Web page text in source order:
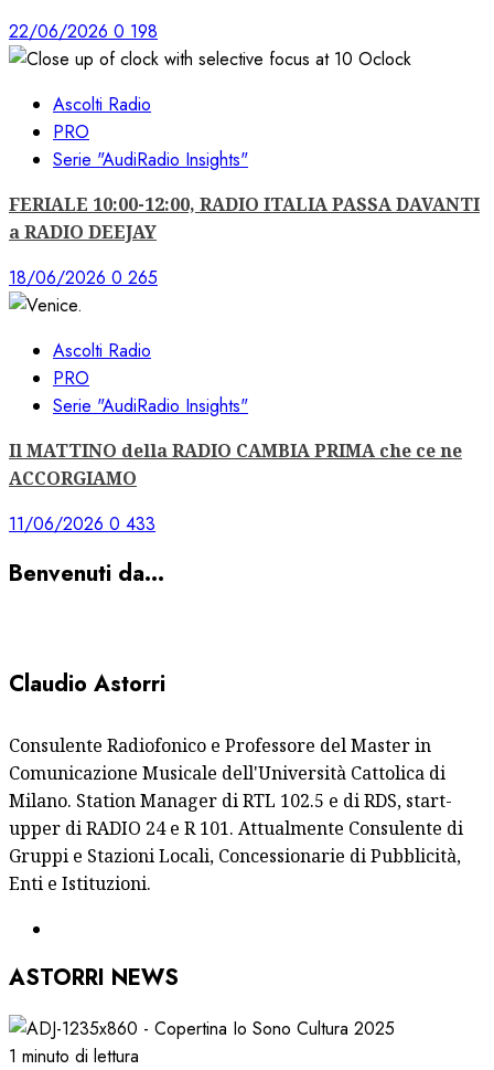
22/06/2026 0 198
Ascolti Radio
PRO
Serie "AudiRadio Insights"
FERIALE 10:00-12:00, RADIO ITALIA PASSA DAVANTI
a RADIO DEEJAY
18/06/2026 0 265
Ascolti Radio
PRO
Serie "AudiRadio Insights"
Il MATTINO della RADIO CAMBIA PRIMA che ce ne
ACCORGIAMO
11/06/2026 0 433
Benvenuti da…
Claudio Astorri
Consulente Radiofonico e Professore del Master in
Comunicazione Musicale dell'Università Cattolica di
Milano. Station Manager di RTL 102.5 e di RDS, start-
upper di RADIO 24 e R 101. Attualmente Consulente di
Gruppi e Stazioni Locali, Concessionarie di Pubblicità,
Enti e Istituzioni.
ASTORRI NEWS
1 minuto di lettura